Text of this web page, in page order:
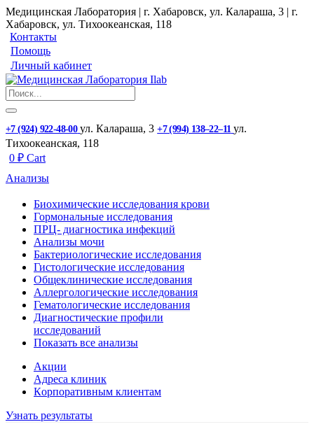
Медицинская Лаборатория | г. Хабаровск, ул. Калараша, 3 | г.
Хабаровск, ул. ​Тихоокеанская, 118
Контакты
Помощь
Личный кабинет
+7 (924) 922-48-00 ул. ​Калараша, 3 +7 (994) 138‒22‒11 ул. ​
Тихоокеанская, 118
0 ₽ Cart
Анализы
Биохимические исследования крови
Гормональные исследования
ПРЦ- диагностика инфекций
Анализы мочи
Бактериологические исследования
Гистологические исследования
Общеклинические исследования
Аллергологические исследования
Гематологические исследования
Диагностические профили
исследований
Показать все анализы
Акции
Адреса клиник
Кoрпоративным клиентам
Узнать результаты